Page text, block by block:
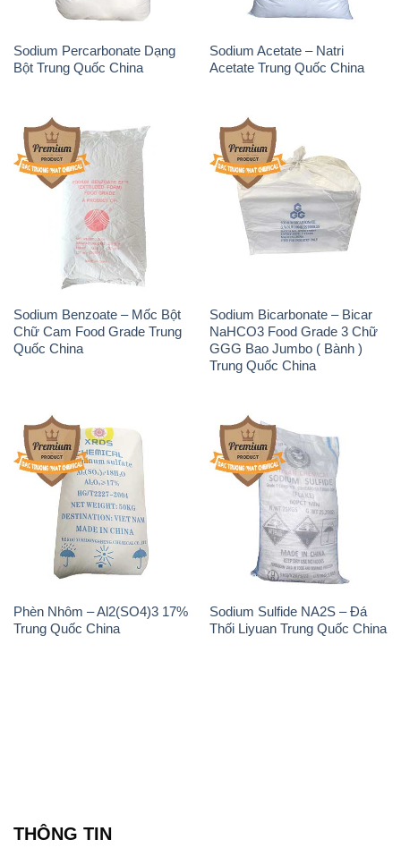
Sodium Percarbonate Dạng
Bột Trung Quốc China
Sodium Acetate – Natri
Acetate Trung Quốc China
Sodium Benzoate – Mốc Bột
Chữ Cam Food Grade Trung
Quốc China
Sodium Bicarbonate – Bicar
NaHCO3 Food Grade 3 Chữ
GGG Bao Jumbo ( Bành )
Trung Quốc China
Phèn Nhôm – Al2(SO4)3 17%
Trung Quốc China
Sodium Sulfide NA2S – Đá
Thối Liyuan Trung Quốc China
THÔNG TIN